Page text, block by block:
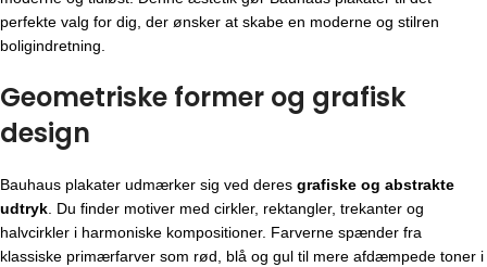
perfekte valg for dig, der ønsker at skabe en moderne og stilren
boligindretning.
Geometriske former og grafisk
design
Bauhaus plakater udmærker sig ved deres grafiske og abstrakte
udtryk . Du finder motiver med cirkler, rektangler, trekanter og
halvcirkler i harmoniske kompositioner. Farverne spænder fra
klassiske primærfarver som rød, blå og gul til mere afdæmpede toner i